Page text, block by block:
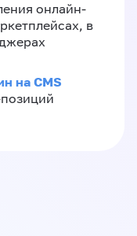
онлайн-
в
на CMS